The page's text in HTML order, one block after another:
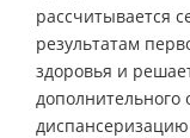
рассчитывается
результатам
здоровья и
дополнительного